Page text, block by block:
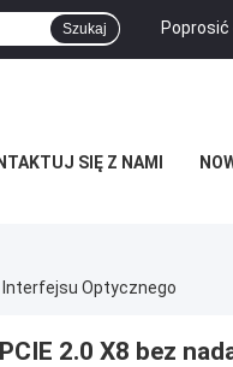
Szukaj
SIĘ Z NAMI
Interfejsu Optycznego
2.0 X8 bez